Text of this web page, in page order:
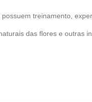
treinamento,
das flores e outras